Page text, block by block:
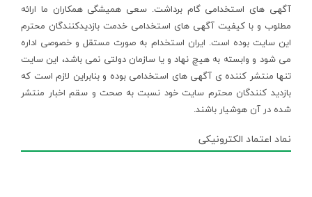
آگهی های استخدامی گام برداشت. سعی همیشگی همکاران ما ارائه
مطلوب و با کیفیت آگهی های استخدامی خدمت بازدیدکنندگان محترم
این سایت بوده است. ایران استخدام به صورت مستقل و خصوصی اداره
می شود و وابسته به هیچ نهاد و یا سازمان دولتی نمی باشد، این سایت
تنها منتشر کننده ی آگهی های استخدامی بوده و بنابراین لازم است که
بازدید کنندگان محترم سایت خود نسبت به صحت و سقم اخبار منتشر
شده در آن هوشیار باشند.
نماد اعتماد الکترونیکی